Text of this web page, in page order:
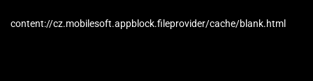
content://cz.mobilesoft.appblock.fileprovider/cache/blank.html